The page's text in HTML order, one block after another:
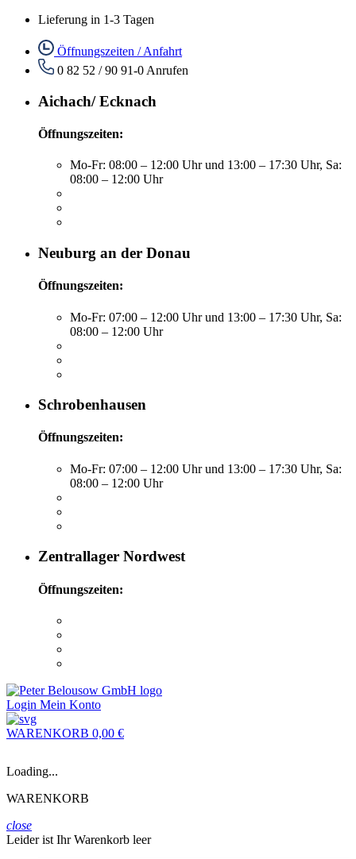
Lieferung in 1-3 Tagen
Öffnungszeiten / Anfahrt
0 82 52 / 90 91-0 Anrufen
Aichach/ Ecknach
Öffnungszeiten:
Mo-Fr: 08:00 – 12:00 Uhr und 13:00 – 17:30 Uhr, Sa:
08:00 – 12:00 Uhr
Neuburg an der Donau
Öffnungszeiten:
Mo-Fr: 07:00 – 12:00 Uhr und 13:00 – 17:30 Uhr, Sa:
08:00 – 12:00 Uhr
Schrobenhausen
Öffnungszeiten:
Mo-Fr: 07:00 – 12:00 Uhr und 13:00 – 17:30 Uhr, Sa:
08:00 – 12:00 Uhr
Zentrallager Nordwest
Öffnungszeiten:
Login Mein Konto
WARENKORB 0,00 €
Loading...
WARENKORB
close
Leider ist Ihr Warenkorb leer